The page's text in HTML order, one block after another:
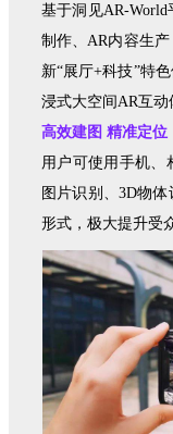
基于洞见AR-
制作、AR内容生
新“展厅+科技”特
浸式大空间AR互动
高效建图 精准定位
用户可使用手机、
图片识别、3D物
形式，极大提升受